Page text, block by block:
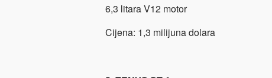
6,3 litara V12 motor
Cijena: 1,3 milijuna dolara